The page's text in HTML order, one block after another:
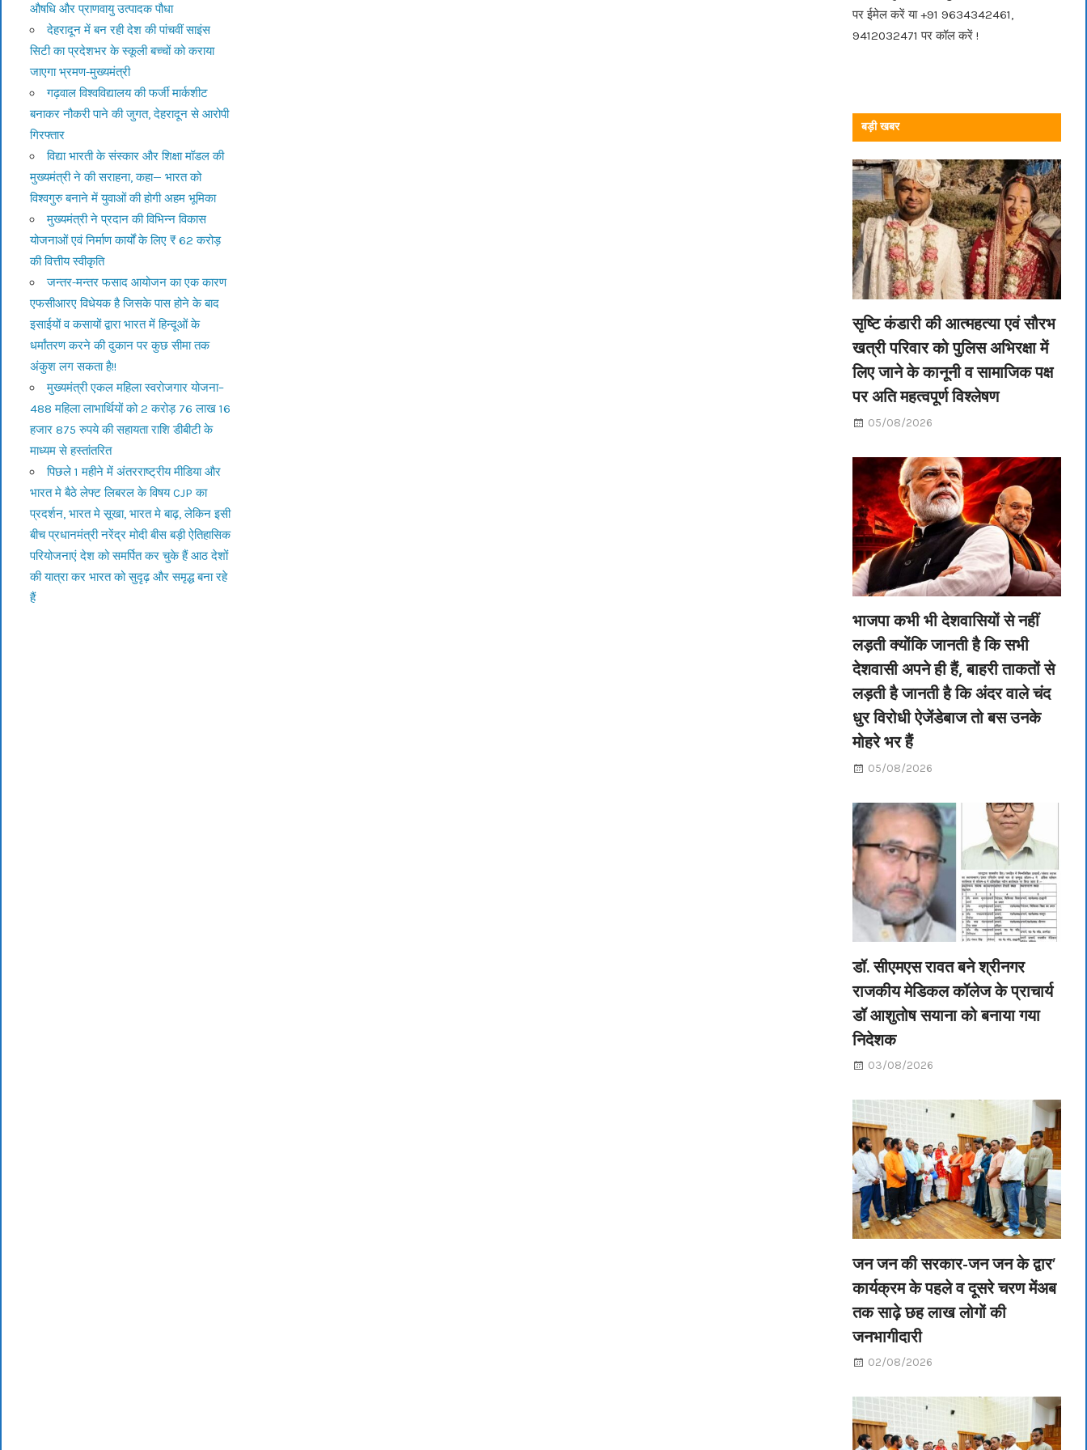
औषधि और प्राणवायु उत्पादक पौधा
देहरादून में बन रही देश की पांचवीं साइंस
सिटी का प्रदेशभर के स्कूली बच्चों को कराया
जाएगा भ्रमण-मुख्यमंत्री
गढ़वाल विश्वविद्यालय की फर्जी मार्कशीट
बनाकर नौकरी पाने की जुगत, देहरादून से आरोपी
गिरफ्तार
विद्या भारती के संस्कार और शिक्षा मॉडल की
मुख्यमंत्री ने की सराहना, कहा— भारत को
विश्वगुरु बनाने में युवाओं की होगी अहम भूमिका
मुख्यमंत्री ने प्रदान की विभिन्न विकास
योजनाओं एवं निर्माण कार्यों के लिए ₹ 62 करोड़
की वित्तीय स्वीकृति
जन्तर-मन्तर फसाद आयोजन का एक कारण
एफसीआरए विधेयक है जिसके पास होने के बाद
इसाईयों व कसायों द्वारा भारत में हिन्दूओं के
धर्मांतरण करने की दुकान पर कुछ सीमा तक
अंकुश लग सकता है!!
मुख्यमंत्री एकल महिला स्वरोजगार योजना–
488 महिला लाभार्थियों को 2 करोड़ 76 लाख 16
हजार 875 रुपये की सहायता राशि डीबीटी के
माध्यम से हस्तांतरित
पिछले 1 महीने में अंतरराष्ट्रीय मीडिया और
भारत मे बैठे लेफ्ट लिबरल के विषय CJP का
प्रदर्शन, भारत मे सूखा, भारत मे बाढ़, लेकिन इसी
बीच प्रधानमंत्री नरेंद्र मोदी बीस बड़ी ऐतिहासिक
परियोजनाएं देश को समर्पित कर चुके हैं आठ देशों
की यात्रा कर भारत को सुदृढ़ और समृद्ध बना रहे
हैं
पर ईमेल करें या +91 9634342461,
9412032471 पर कॉल करें !
बड़ी खबर
सृष्टि कंडारी की आत्महत्या एवं सौरभ
खत्री परिवार को पुलिस अभिरक्षा में
लिए जाने के कानूनी व सामाजिक पक्ष
पर अति महत्वपूर्ण विश्लेषण
05/08/2026
भाजपा कभी भी देशवासियों से नहीं
लड़ती क्योंकि जानती है कि सभी
देशवासी अपने ही हैं, बाहरी ताकतों से
लड़ती है जानती है कि अंदर वाले चंद
धुर विरोधी ऐजेंडेबाज तो बस उनके
मोहरे भर हैं
05/08/2026
डॉ. सीएमएस रावत बने श्रीनगर
राजकीय मेडिकल कॉलेज के प्राचार्य
डॉ आशुतोष सयाना को बनाया गया
निदेशक
03/08/2026
जन जन की सरकार-जन जन के द्वार’
कार्यक्रम के पहले व दूसरे चरण मेंअब
तक साढ़े छह लाख लोगों की
जनभागीदारी
02/08/2026